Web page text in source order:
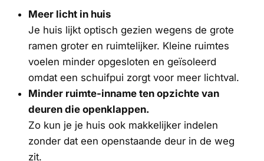
Meer licht in huis
Je huis lijkt optisch gezien wegens de grote
ramen groter en ruimtelijker. Kleine ruimtes
voelen minder opgesloten en geïsoleerd
omdat een schuifpui zorgt voor meer lichtval.
Minder ruimte-inname ten opzichte van
deuren die openklappen.
Zo kun je je huis ook makkelijker indelen
zonder dat een openstaande deur in de weg
zit.